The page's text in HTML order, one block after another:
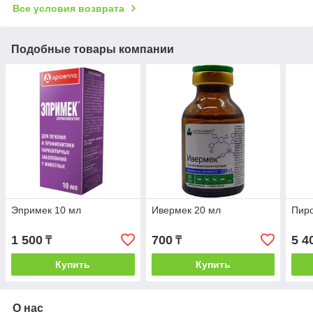
Все условия возврата
Подобные товары компании
Эпримек 10 мл
1 500 ₸
Купить
Ивермек 20 мл
700₸
Купить
5
О нас